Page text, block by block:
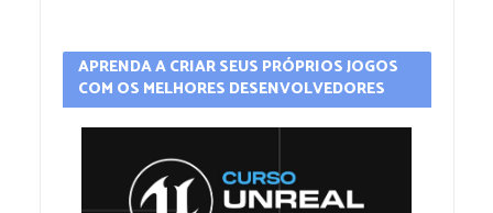
APRENDA A CRIAR SEUS PRÓPRIOS JOGOS
COM OS MELHORES DESENVOLVEDORES